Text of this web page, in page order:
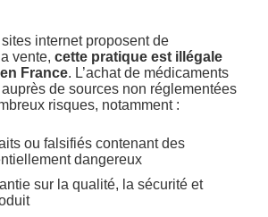
internet proposent de
vente, cette pratique est illégale
France. L’achat de médicaments
de sources non réglementées
risques, notamment :
ou falsifiés contenant des
dangereux
sur la qualité, la sécurité et